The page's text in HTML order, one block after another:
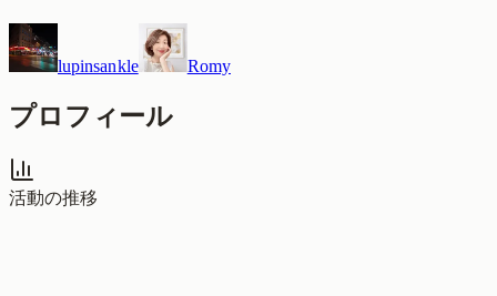
lupinsankle Romy
プロフィール
活動の推移